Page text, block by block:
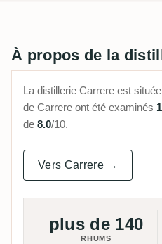
À propos de la
La distillerie Carrere est
de Carrere ont été examinés
de 8.0/10.
Vers Carrere →
plus de 140
RHUMS